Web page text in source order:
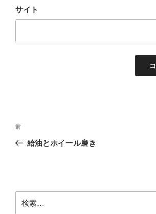
サイト
投
ー
シ
前
の
前
給油とホイール磨き
索: